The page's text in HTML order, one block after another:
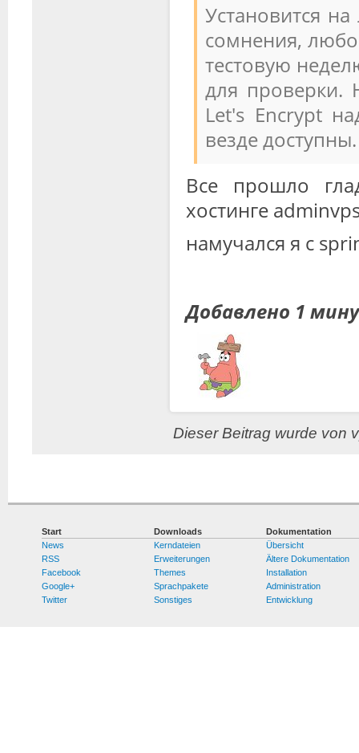
Установится
сомнения,
тестовую
для проверки.
Let's Encrypt
везде доступны.
Все прошло
хостинге
намучался я с
Добавлено 1
Dieser Beitrag wurde von
Start
News
RSS
Facebook
Google+
Twitter
Downloads
Kerndateien
Erweiterungen
Themes
Sprachpakete
Sonstiges
Dokumentation
Übersicht
Ältere Dokumentation
Installation
Administration
Entwicklung